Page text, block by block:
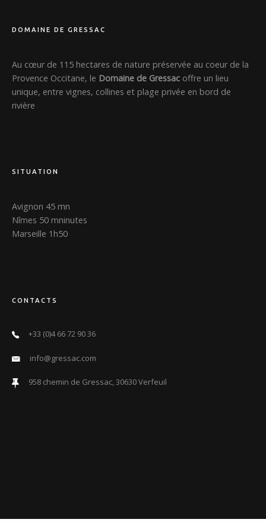
DOMAINE DE GRESSAC
Au cœur de 115 hectares de nature préservée au coeur de la
Provence Occitane, le Domaine de Gressac offre un lieu
unique, entre vignes, collines et plage privée en bord de
rivière
SITUATION
Avignon 45 mn
Nîmes 50 mninutes
Marseille 1h50
CONTACTS
+33 (0)4 66 72 90 36
info@gressac.com
958 chemin de Gressac, 30630 Verfeuil